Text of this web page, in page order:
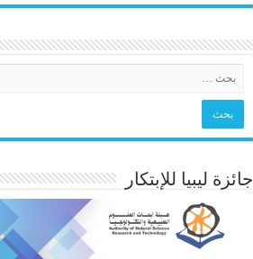
جائزة ليبيا للإبتكار